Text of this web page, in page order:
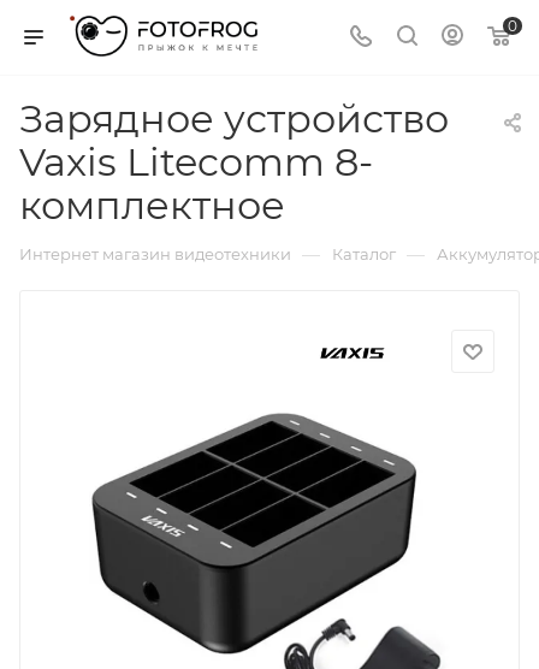
0
Зарядное устройство
Vaxis Litecomm 8-
комплектное
Интернет магазин видеотехники — Каталог —